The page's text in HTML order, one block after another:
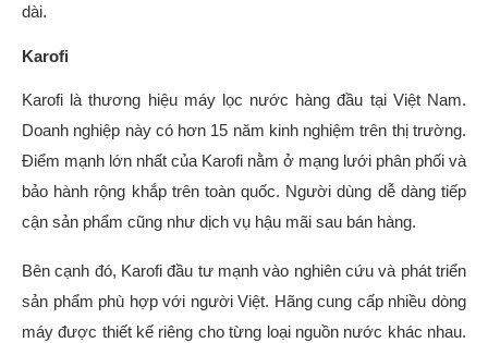
dài.
Karofi
Karofi là thương hiệu máy lọc nước hàng đầu tại Việt Nam.
Doanh nghiệp này có hơn 15 năm kinh nghiệm trên thị trường.
Điểm mạnh lớn nhất của Karofi nằm ở mạng lưới phân phối và
bảo hành rộng khắp trên toàn quốc. Người dùng dễ dàng tiếp
cận sản phẩm cũng như dịch vụ hậu mãi sau bán hàng.
Bên cạnh đó, Karofi đầu tư mạnh vào nghiên cứu và phát triển
sản phẩm phù hợp với người Việt. Hãng cung cấp nhiều dòng
máy được thiết kế riêng cho từng loại nguồn nước khác nhau.